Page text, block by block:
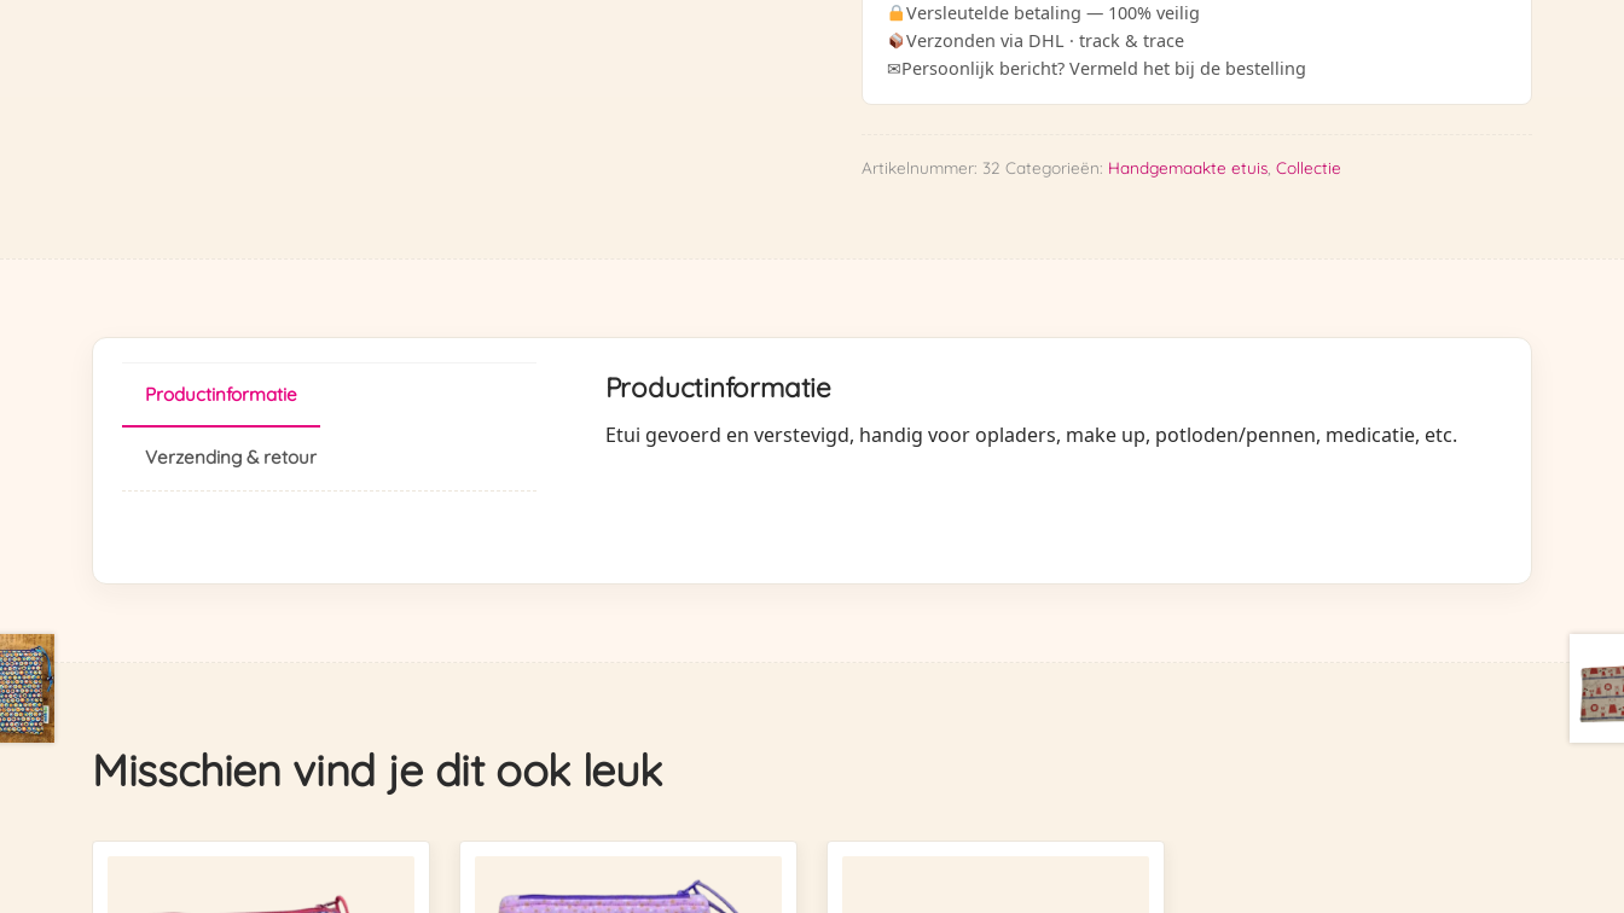
Versleutelde betaling — 100% veilig
Verzonden via DHL · track & trace
✉Persoonlijk bericht? Vermeld het bij de bestelling
Artikelnummer: 32 Categorieën: Handgemaakte etuis, Collectie
Productinformatie
Verzending & retour
Productinformatie
Etui gevoerd en verstevigd, handig voor opladers, make up, potloden/pennen, medicatie, etc.
Misschien vind je dit ook leuk